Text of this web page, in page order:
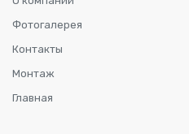
Фотогалерея
Контакты
Монтаж
Главная